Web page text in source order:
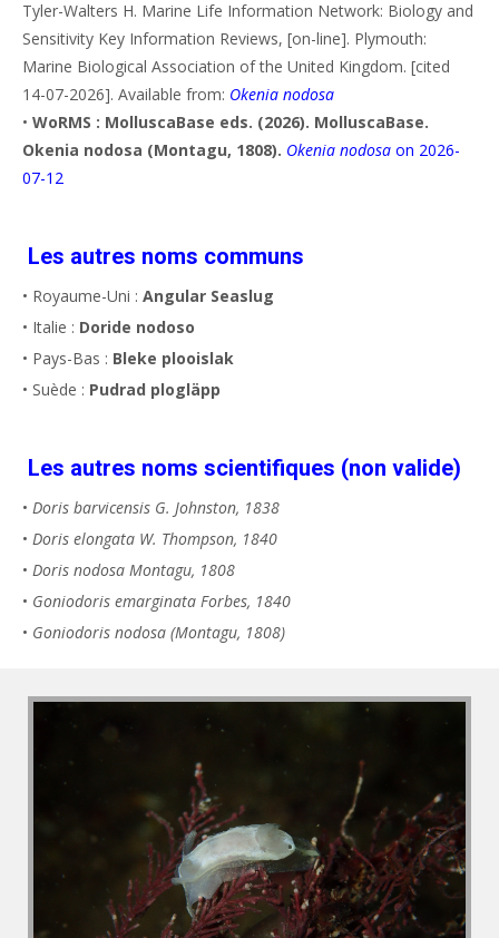
Tyler-Walters H. Marine Life Information Network: Biology and
Sensitivity Key Information Reviews, [on-line]. Plymouth:
Marine Biological Association of the United Kingdom. [cited
14-07-2026]. Available from: Okenia nodosa
• WoRMS : MolluscaBase eds. (2026). MolluscaBase.
Okenia nodosa (Montagu, 1808). Okenia nodosa on 2026-
07-12
Les autres noms communs
• Royaume-Uni : Angular Seaslug
• Italie : Doride nodoso
• Pays-Bas : Bleke plooislak
• Suède : Pudrad plogläpp
Les autres noms scientifiques (non valide)
• Doris barvicensis G. Johnston, 1838
• Doris elongata W. Thompson, 1840
• Doris nodosa Montagu, 1808
• Goniodoris emarginata Forbes, 1840
• Goniodoris nodosa (Montagu, 1808)